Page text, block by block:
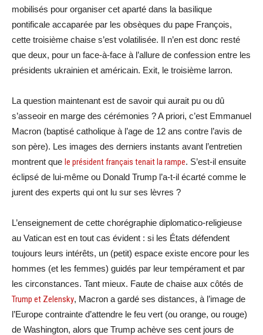
mobilisés pour organiser cet aparté dans la basilique
pontificale accaparée par les obsèques du pape François,
cette troisième chaise s’est volatilisée. Il n’en est donc resté
que deux, pour un face-à-face à l’allure de confession entre les
présidents ukrainien et américain. Exit, le troisième larron.
La question maintenant est de savoir qui aurait pu ou dû
s’asseoir en marge des cérémonies ? A priori, c’est Emmanuel
Macron (baptisé catholique à l’age de 12 ans contre l’avis de
son père). Les images des derniers instants avant l’entretien
montrent que le président français tenait la rampe. S’est-il ensuite
éclipsé de lui-même ou Donald Trump l’a-t-il écarté comme le
jurent des experts qui ont lu sur ses lèvres ?
L’enseignement de cette chorégraphie diplomatico-religieuse
au Vatican est en tout cas évident : si les États défendent
toujours leurs intérêts, un (petit) espace existe encore pour les
hommes (et les femmes) guidés par leur tempérament et par
les circonstances. Tant mieux. Faute de chaise aux côtés de
Trump et Zelensky, Macron a gardé ses distances, à l’image de
l’Europe contrainte d’attendre le feu vert (ou orange, ou rouge)
de Washington, alors que Trump achève ses cent jours de